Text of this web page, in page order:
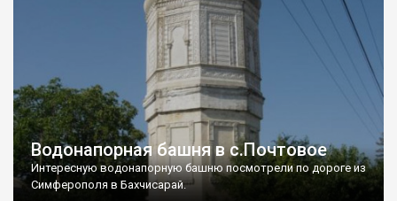
Водонапорная башня в с.Почтовое
Интересную водонапорную башню посмотрели по дороге из
Симферополя в Бахчисарай.